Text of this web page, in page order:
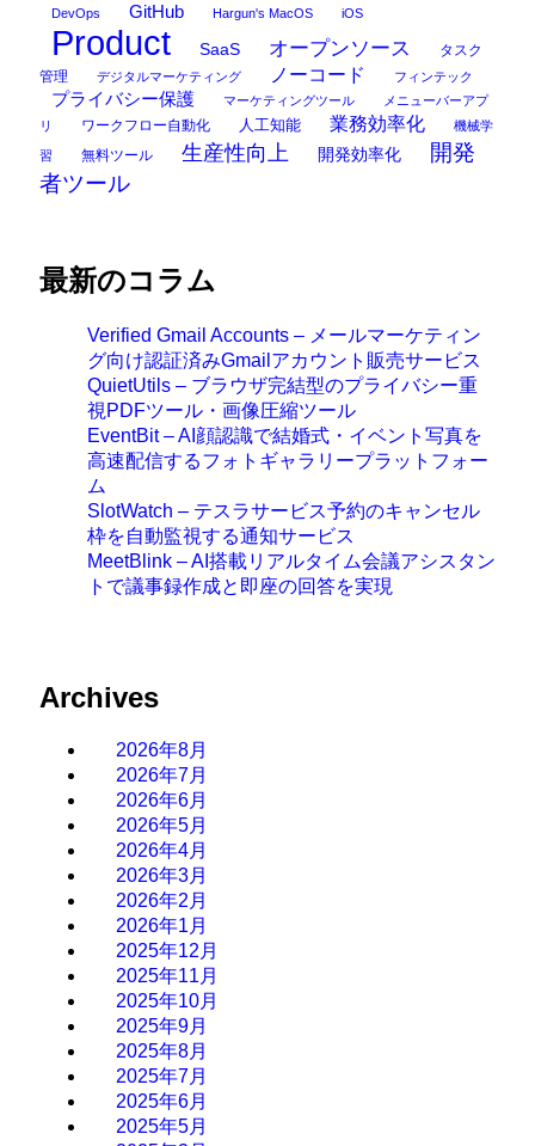
DevOps GitHub Hargun's MacOS iOS
Product SaaS オープンソース
タスク
管理
デジタルマーケティング ノーコード フィンテック
プライバシー保護 マーケティングツール
メニューバーアプ
リ
ワークフロー自動化 人工知能 業務効率化 機械学
習 無料ツール 生産性向上 開発効率化
開発
者ツール
最新のコラム
Verified Gmail Accounts – メールマーケティン
グ向け認証済みGmailアカウント販売サービス
QuietUtils – ブラウザ完結型のプライバシー重
視PDFツール・画像圧縮ツール
EventBit – AI顔認識で結婚式・イベント写真を
高速配信するフォトギャラリープラットフォー
ム
SlotWatch – テスラサービス予約のキャンセル
枠を自動監視する通知サービス
MeetBlink – AI搭載リアルタイム会議アシスタン
トで議事録作成と即座の回答を実現
Archives
2026年8月
2026年7月
2026年6月
2026年5月
2026年4月
2026年3月
2026年2月
2026年1月
2025年12月
2025年11月
2025年10月
2025年9月
2025年8月
2025年7月
2025年6月
2025年5月